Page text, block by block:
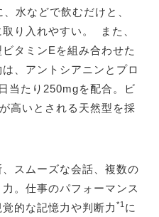
水などで飲むだけと、
り入れやすい。 また、
タミンEを組み合わせた
、アントシアニンとプロ
当たり250mgを配合。ビ
高いとされる天然型を採
スムーズな会話、複数の
。仕事のパフォーマンス
的な記憶力や判断力 *1 に